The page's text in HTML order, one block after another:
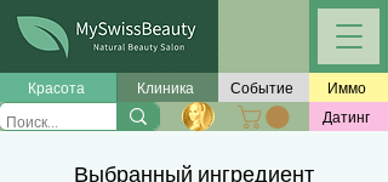
Красота Клиника Событие
Иммо
Датинг
Выбранный ингредиент